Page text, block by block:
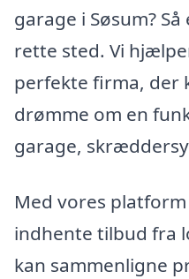
garage i Søsum?
rette sted. Vi
perfekte firma, der
drømme om en
garage,
Med vores
indhente tilbud fra
kan sammenligne